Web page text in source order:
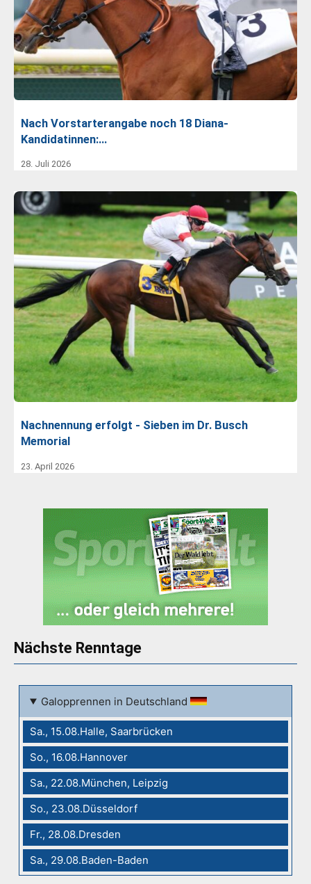
Nach Vorstarterangabe noch 18 Diana-
Kandidatinnen:…
28. Juli 2026
Nachnennung erfolgt - Sieben im Dr. Busch
Memorial
23. April 2026
Nächste Renntage
Galopprennen in Deutschland
Sa., 15.08.Halle, Saarbrücken
So., 16.08.Hannover
Sa., 22.08.München, Leipzig
So., 23.08.Düsseldorf
Fr., 28.08.Dresden
Sa., 29.08.Baden-Baden